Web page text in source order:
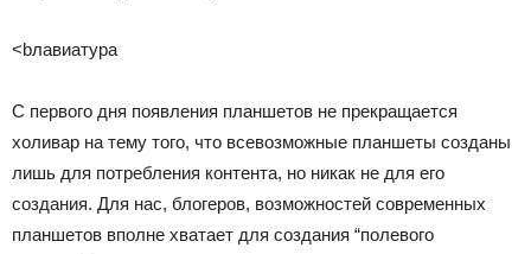
<bлавиатура
С первого дня появления планшетов не прекращается
холивар на тему того, что всевозможные планшеты созданы
лишь для потребления контента, но никак не для его
создания. Для нас, блогеров, возможностей современных
планшетов вполне хватает для создания “полевого